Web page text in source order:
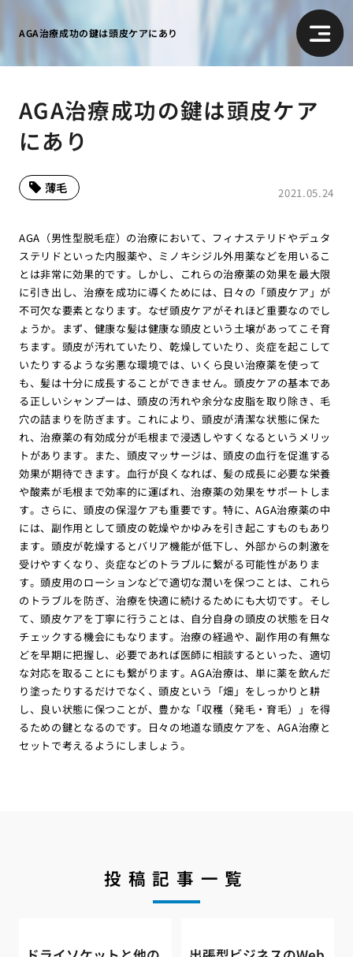
AGA治療成功の鍵は頭皮ケアにあり
AGA治療成功の鍵は頭皮ケア
にあり
2021.05.24
薄毛
AGA（男性型脱毛症）の治療において、フィナステリドやデュタ
ステリドといった内服薬や、ミノキシジル外用薬などを用いるこ
とは非常に効果的です。しかし、これらの治療薬の効果を最大限
に引き出し、治療を成功に導くためには、日々の「頭皮ケア」が
不可欠な要素となります。なぜ頭皮ケアがそれほど重要なのでし
ょうか。まず、健康な髪は健康な頭皮という土壌があってこそ育
ちます。頭皮が汚れていたり、乾燥していたり、炎症を起こして
いたりするような劣悪な環境では、いくら良い治療薬を使って
も、髪は十分に成長することができません。頭皮ケアの基本であ
る正しいシャンプーは、頭皮の汚れや余分な皮脂を取り除き、毛
穴の詰まりを防ぎます。これにより、頭皮が清潔な状態に保た
れ、治療薬の有効成分が毛根まで浸透しやすくなるというメリッ
トがあります。また、頭皮マッサージは、頭皮の血行を促進する
効果が期待できます。血行が良くなれば、髪の成長に必要な栄養
や酸素が毛根まで効率的に運ばれ、治療薬の効果をサポートしま
す。さらに、頭皮の保湿ケアも重要です。特に、AGA治療薬の中
には、副作用として頭皮の乾燥やかゆみを引き起こすものもあり
ます。頭皮が乾燥するとバリア機能が低下し、外部からの刺激を
受けやすくなり、炎症などのトラブルに繋がる可能性がありま
す。頭皮用のローションなどで適切な潤いを保つことは、これら
のトラブルを防ぎ、治療を快適に続けるためにも大切です。そし
て、頭皮ケアを丁寧に行うことは、自分自身の頭皮の状態を日々
チェックする機会にもなります。治療の経過や、副作用の有無な
どを早期に把握し、必要であれば医師に相談するといった、適切
な対応を取ることにも繋がります。AGA治療は、単に薬を飲んだ
り塗ったりするだけでなく、頭皮という「畑」をしっかりと耕
し、良い状態に保つことが、豊かな「収穫（発毛・育毛）」を得
るための鍵となるのです。日々の地道な頭皮ケアを、AGA治療と
セットで考えるようにしましょう。
投稿記事一覧